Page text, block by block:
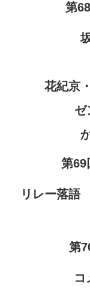
第
花紀京
ゼ
第
リレー落語
第
コ